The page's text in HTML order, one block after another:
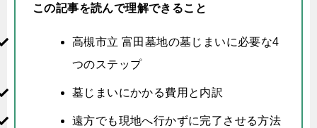
この記事を読んで理解できること
高槻市立 富田墓地の墓じまいに必要な4
つのステップ
墓じまいにかかる費用と内訳
遠方でも現地へ行かずに完了させる方法